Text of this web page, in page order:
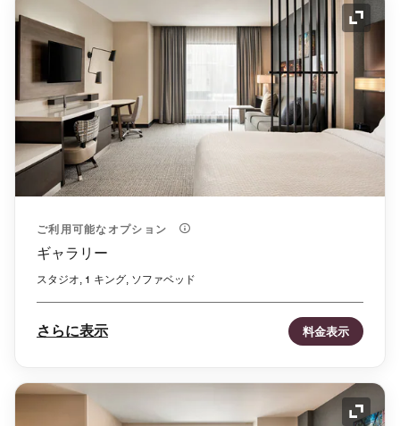
アイ
ご利用可能なオプション
ギャラリー
スタジオ, 1 キング, ソファベッド
さらに表示 料金表示
アイ